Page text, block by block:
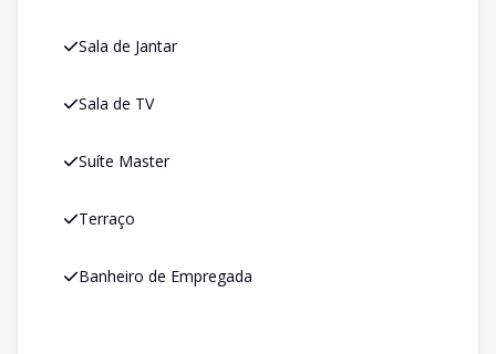
Sala de Jantar
Sala de TV
Suíte Master
Terraço
Banheiro de Empregada